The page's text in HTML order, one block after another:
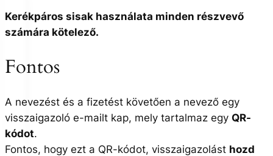
Kerékpáros sisak használata minden részvevő
számára kötelező.
Fontos
A nevezést és a fizetést követően a nevező egy
visszaigazoló e-mailt kap, mely tartalmaz egy QR-
kódot.
Fontos, hogy ezt a QR-kódot, visszaigazolást hozd